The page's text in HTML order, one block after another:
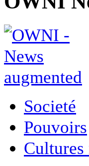
Societé
Pouvoirs
Cultures